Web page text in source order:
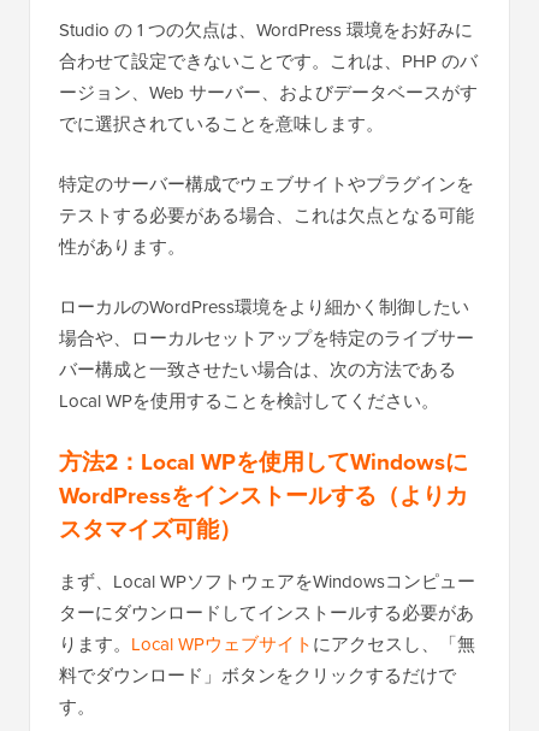
Studio の 1 つの欠点は、WordPress 環境をお好みに
合わせて設定できないことです。これは、PHP のバ
ージョン、Web サーバー、およびデータベースがす
でに選択されていることを意味します。
特定のサーバー構成でウェブサイトやプラグインを
テストする必要がある場合、これは欠点となる可能
性があります。
ローカルのWordPress環境をより細かく制御したい
場合や、ローカルセットアップを特定のライブサー
バー構成と一致させたい場合は、次の方法である
Local WPを使用することを検討してください。
方法2：Local WPを使用してWindowsに
WordPressをインストールする（よりカ
スタマイズ可能）
まず、Local WPソフトウェアをWindowsコンピュー
ターにダウンロードしてインストールする必要があ
ります。 Local WPウェブサイトにアクセスし、「無
料でダウンロード」ボタンをクリックするだけで
す。